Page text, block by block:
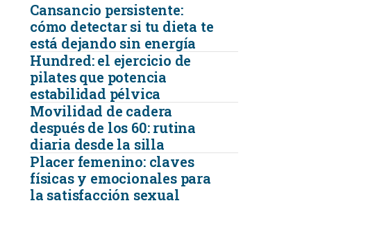
Cansancio persistente:
cómo detectar si tu dieta te
está dejando sin energía
Hundred: el ejercicio de
pilates que potencia
estabilidad pélvica
Movilidad de cadera
después de los 60: rutina
diaria desde la silla
Placer femenino: claves
físicas y emocionales para
la satisfacción sexual